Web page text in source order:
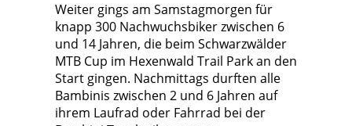
Weiter gings am Samstagmorgen für
knapp 300 Nachwuchsbiker zwischen 6
und 14 Jahren, die beim Schwarzwälder
MTB Cup im Hexenwald Trail Park an den
Start gingen. Nachmittags durften alle
Bambinis zwischen 2 und 6 Jahren auf
ihrem Laufrad oder Fahrrad bei der